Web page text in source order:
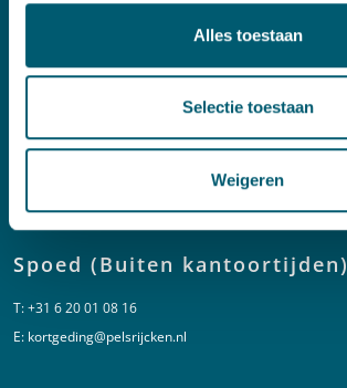
Alles toestaan
Selectie toestaan
Weigeren
Contact
E:info@pelsrijcken.nl
Spoed (Buiten kantoortijden)
T:+31 6 20 01 08 16
E: kortgeding@pelsrijcken.nl